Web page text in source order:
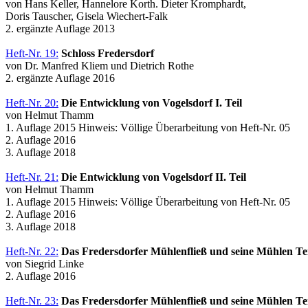
von Hans Keller, Hannelore Korth. Dieter Kromphardt,
Doris Tauscher, Gisela Wiechert-Falk
2. ergänzte Auflage 2013
Heft-Nr. 19: Schloss Fredersdorf
von Dr. Manfred Kliem und Dietrich Rothe
2. ergänzte Auflage 2016
Heft-Nr. 20: Die Entwicklung von Vogelsdorf I. Teil
von Helmut Thamm
1. Auflage 2015 Hinweis: Völlige Überarbeitung von Heft-Nr. 05
2. Auflage 2016
3. Auflage 2018
Heft-Nr. 21: Die Entwicklung von Vogelsdorf II. Teil
von Helmut Thamm
1. Auflage 2015 Hinweis: Völlige Überarbeitung von Heft-Nr. 05
2. Auflage 2016
3. Auflage 2018
Heft-Nr. 22: Das Fredersdorfer Mühlenfließ und seine Mühlen
von Siegrid Linke
2. Auflage 2016
Heft-Nr. 23: Das Fredersdorfer Mühlenfließ und seine Mühlen